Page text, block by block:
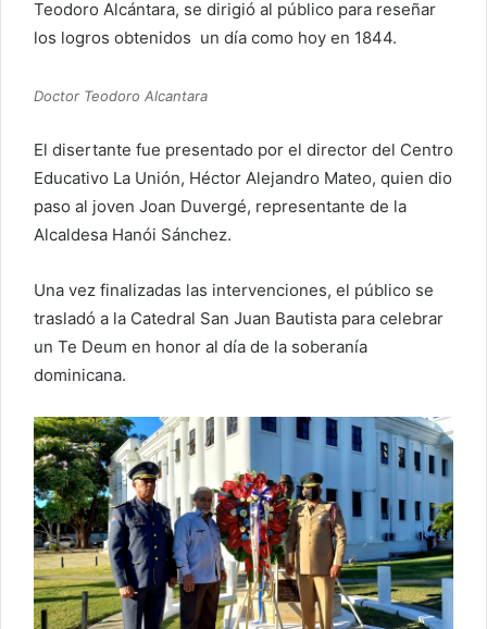
Teodoro Alcántara, se dirigió al público para reseñar
los logros obtenidos un día como hoy en 1844.
Doctor Teodoro Alcantara
El disertante fue presentado por el director del Centro
Educativo La Unión, Héctor Alejandro Mateo, quien dio
paso al joven Joan Duvergé, representante de la
Alcaldesa Hanói Sánchez.
Una vez finalizadas las intervenciones, el público se
trasladó a la Catedral San Juan Bautista para celebrar
un Te Deum en honor al día de la soberanía
dominicana.